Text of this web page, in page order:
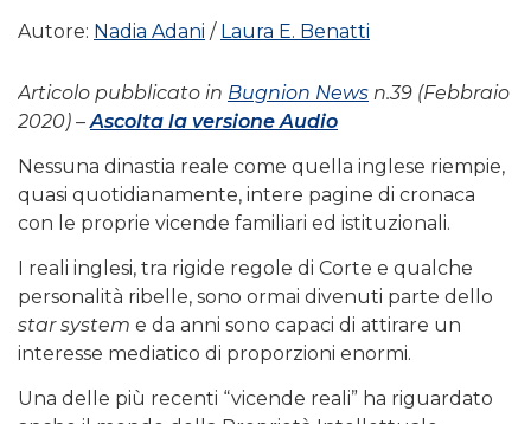
Autore: Nadia Adani Laura E. Benatti
Articolo pubblicato in Bugnion News n.39 (Febbraio
2020) –Ascolta la versione Audio
Nessuna dinastia reale come quella inglese riempie,
quasi quotidianamente, intere pagine di cronaca
con le proprie vicende familiari ed istituzionali.
I reali inglesi, tra rigide regole di Corte e qualche
personalità ribelle, sono ormai divenuti parte dello
star system e da anni sono capaci di attirare un
interesse mediatico di proporzioni enormi.
Una delle più recenti “vicende reali” ha riguardato